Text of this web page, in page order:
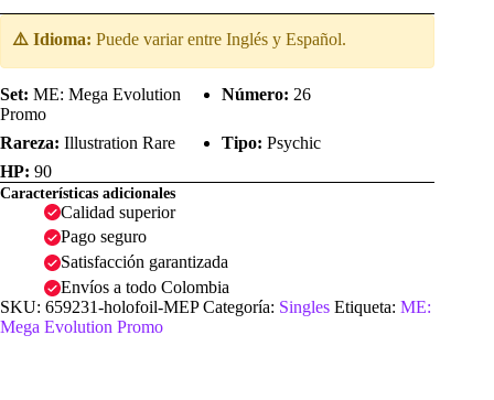
⚠️ Idioma: Puede variar entre Inglés y Español.
Set: ME: Mega Evolution
Promo
Número: 26
Rareza: Illustration Rare Tipo: Psychic
HP: 90
Características adicionales
Calidad superior
Pago seguro
Satisfacción garantizada
Envíos a todo Colombia
SKU: 659231-holofoil-MEP Categoría: Singles Etiqueta: ME:
Mega Evolution Promo